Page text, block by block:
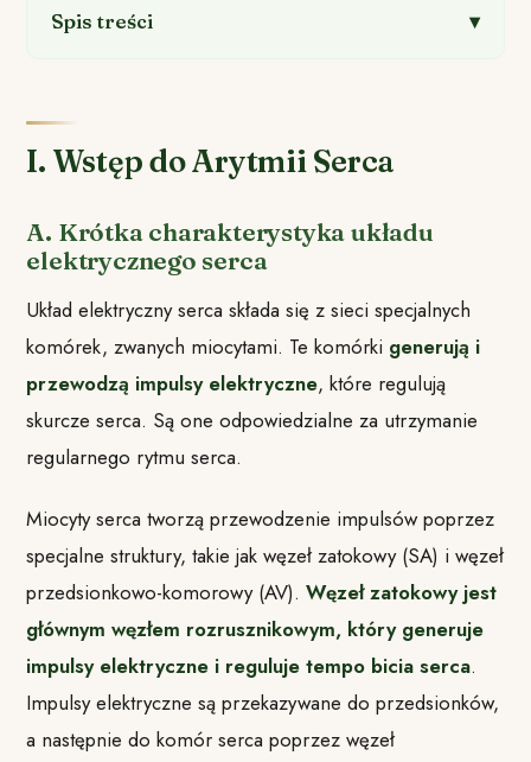
Spis treści
I. Wstęp do Arytmii Serca
A. Krótka charakterystyka układu
elektrycznego serca
Układ elektryczny serca składa się z sieci specjalnych
komórek, zwanych miocytami. Te komórki generują i
przewodzą impulsy elektryczne, które regulują
skurcze serca. Są one odpowiedzialne za utrzymanie
regularnego rytmu serca.
Miocyty serca tworzą przewodzenie impulsów poprzez
specjalne struktury, takie jak węzeł zatokowy (SA) i węzeł
przedsionkowo-komorowy (AV).Węzeł zatokowy jest
głównym węzłem rozrusznikowym, który generuje
impulsy elektryczne i reguluje tempo bicia serca.
Impulsy elektryczne są przekazywane do przedsionków,
a następnie do komór serca poprzez węzeł